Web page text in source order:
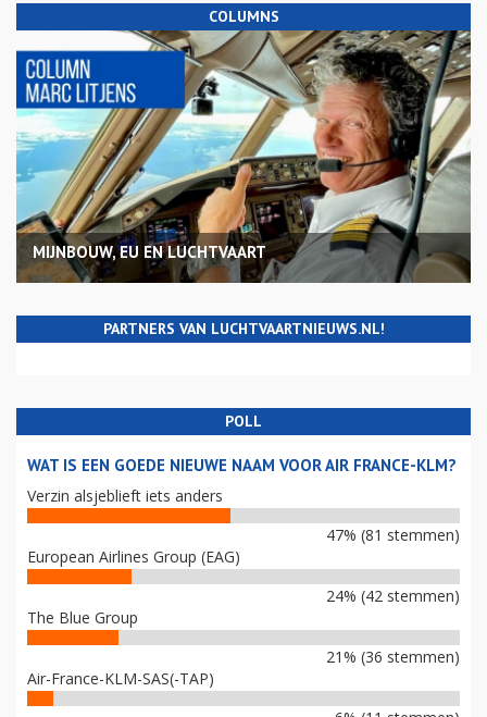
COLUMNS
MIJNBOUW, EU EN LUCHTVAART
PARTNERS VAN LUCHTVAARTNIEUWS.NL!
POLL
WAT IS EEN GOEDE NIEUWE NAAM VOOR AIR FRANCE-KLM?
Verzin alsjeblieft iets anders
47% (81 stemmen)
European Airlines Group (EAG)
24% (42 stemmen)
The Blue Group
21% (36 stemmen)
Air-France-KLM-SAS(-TAP)